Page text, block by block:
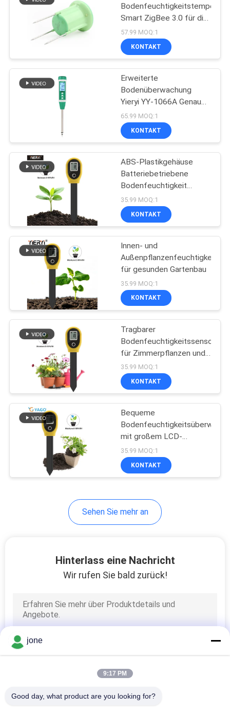
Boden-
Feuchtigkeitsprüfer
84
Wasser tds-Meter
Handhygrometer
Digital aufgelöster
digitales ORP-Meter
Smart ZigBee 3.0 für die
Überwachung der
Landwirtschaft im
Gewächshaus
57.99 MOQ:1
KONTAKT
Erweiterte
Bodenüberwachung
Yieryi YY-1066A Genaue
Wassertemperaturmessungen
65.99 MOQ:1
KONTAKT
ABS-Plastikgehäuse
Batteriebetriebene
Bodenfeuchtigkeit
Tester genaue
Messwerte mit LCD-
Digital Ausgang
35.99 MOQ:1
KONTAKT
Innen- und
für gesunden Gartenbau
35.99 MOQ:1
KONTAKT
Tragbarer
Bodenfeuchtigkeitssensor
für Zimmerpflanzen und
Rasenflächen
35.99 MOQ:1
KONTAKT
Bequeme
mit großem LCD-
Bildschirm und ABS-
Kunststoffgehäuse
35.99 MOQ:1
KONTAKT
Sehen Sie mehr an
Hinterlass eine Nachricht
Wir rufen Sie bald zurück!
jone
9:17 PM
Good day, what product are you looking for?